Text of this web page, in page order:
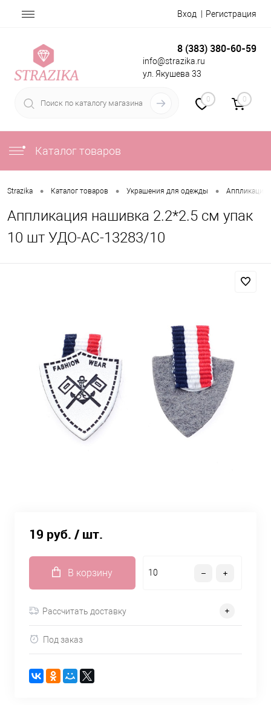
Вход Регистрация
8 (383) 380-60-59
info@strazika.ru
ул. Якушева 33
0 0
Каталог товаров
Strazika • Каталог товаров • Украшения для одежды •
Аппликация нашивка 2.2*2.5 см упак
10 шт УДО-АС-13283/10
19 руб. / шт.
В корзину
Рассчитать доставку
Под заказ